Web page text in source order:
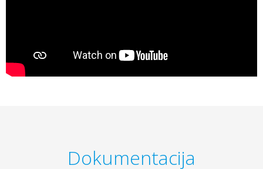
Dokumentacija